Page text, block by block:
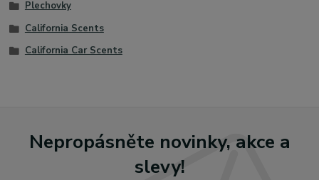
Plechovky
California Scents
California Car Scents
Nepropásněte novinky, akce a
slevy!